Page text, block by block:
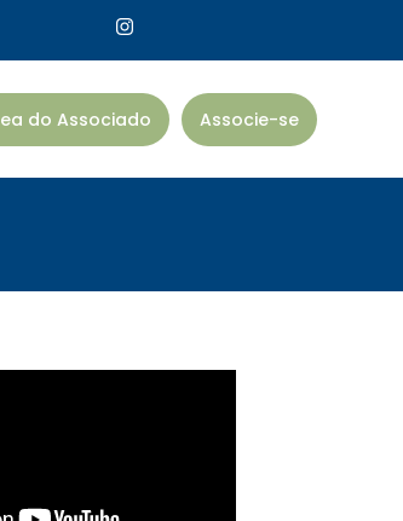
do Associado Associe-se